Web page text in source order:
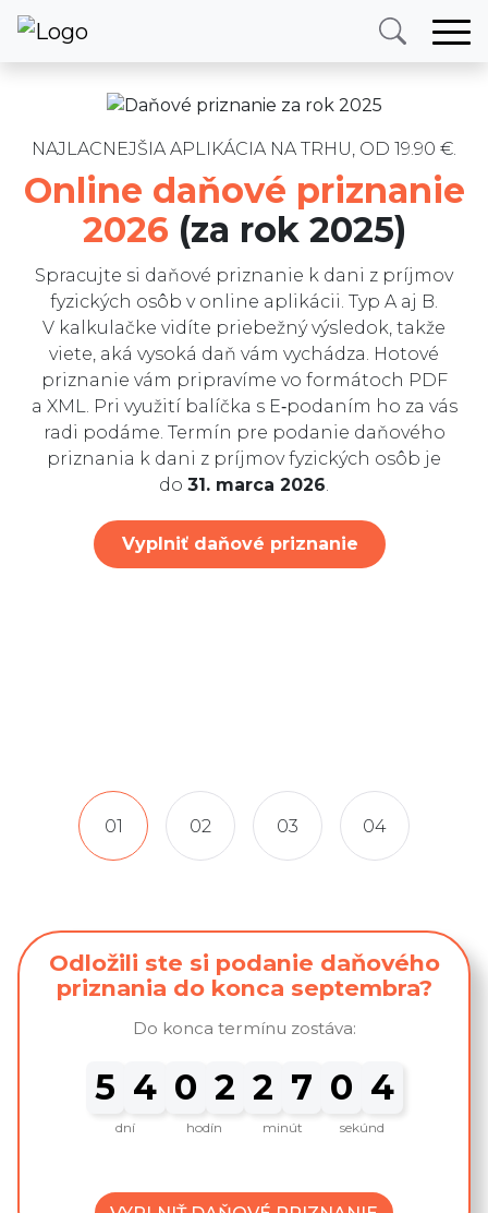
Daňové priznanie online
Naše služby
Blog
Kontakt
Prihlásiť sa
Telefón
(+421) 233 331 092
E-mail
podpora@neotax.sk
Naše služby
Cenník
Porovnanie balíčkov
Recenzie
Blog
NAJLACNEJŠIA APLIKÁCIA NA TRHU, OD 19.90 €.
Online daňové priznanie
2026 (za rok 2025)
Spracujte si daňové priznanie k dani z príjmov
fyzických osôb v online aplikácii. Typ A aj B.
V kalkulačke vidíte priebežný výsledok, takže
viete, aká vysoká daň vám vychádza. Hotové
priznanie vám pripravíme vo formátoch PDF
a XML. Pri využití balíčka s E‑podaním ho za vás
radi podáme. Termín pre podanie daňového
priznania k dani z príjmov fyzických osôb je
do 31. marca 2026
Vyplniť daňové priznanie
01 02 03 04
Odložili ste si podanie daňového
priznania do konca septembra?
Do konca termínu zostáva:
Zostáva 54 dní, 2 hodín, 27
5 4
dní
0 2
hodín
2 7
minút
0 3
sekúnd